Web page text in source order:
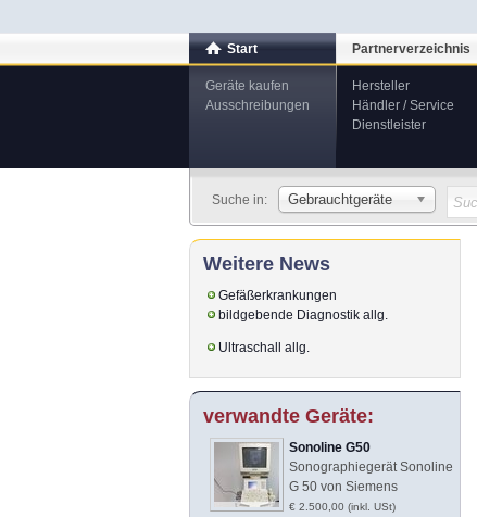
Start
Geräte kaufen
Ausschreibungen
Partnerverzeichnis
Hersteller
Händler / Service
Dienstleister
Suche in: Gebrauchtgeräte
Weitere News
Gefäßerkrankungen
bildgebende Diagnostik allg.
Ultraschall allg.
verwandte Geräte:
Sonoline G50
Sonographiegerät Sonoline
G 50 von Siemens
€ 2.500,00 (inkl. USt)